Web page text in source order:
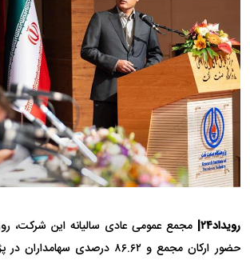
رویداد۲۴|
حضور ارکان مجمع و ۸۶.۶۲ درصدی